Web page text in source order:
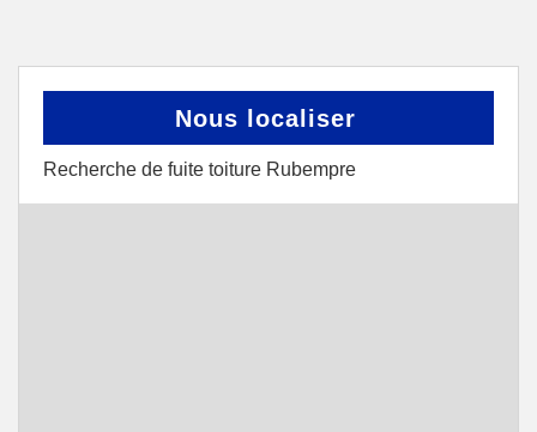
Nous localiser
Recherche de fuite toiture Rubempre